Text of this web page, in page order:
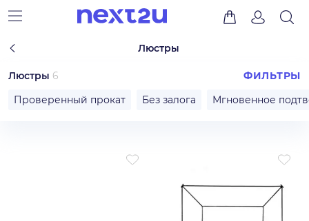
Люстры
Люстры 6
ФИЛЬТРЫ
Проверенный прокат
Без залога Мгновенное